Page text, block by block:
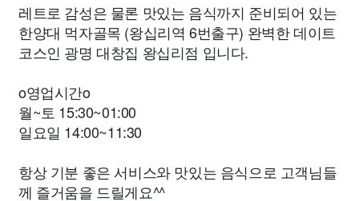
레트로 감성은 물론 맛있는 음식까지 준비되어 있는
한양대 먹자골목 (왕십리역 6번출구) 완벽한 데이트
코스인 광명 대창집 왕십리점 입니다.
o영업시간o
월~토 15:30~01:00
일요일 14:00~11:30
항상 기분 좋은 서비스와 맛있는 음식으로 고객님들
께 즐거움을 드릴게요^^